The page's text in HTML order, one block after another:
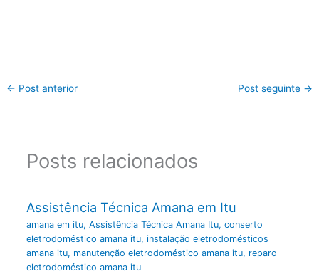
← Post anterior Post seguinte →
Posts relacionados
Assistência Técnica Amana em Itu
amana em itu, Assistência Técnica Amana Itu, conserto
eletrodoméstico amana itu, instalação eletrodomésticos
amana itu, manutenção eletrodoméstico amana itu, reparo
eletrodoméstico amana itu